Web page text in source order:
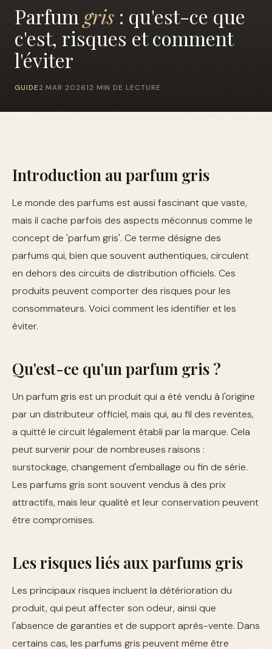
Parfum gris : qu'est-ce que
c'est, risques et comment
l'éviter
GUIDE 2 MAR 202612 MIN DE LECTURE
Introduction au parfum gris
Le monde des parfums est aussi fascinant que vaste,
mais il cache parfois des aspects méconnus comme le
concept de 'parfum gris'. Ce terme désigne des
parfums qui, bien que souvent authentiques, circulent
en dehors des circuits de distribution officiels. Ces
produits peuvent comporter des risques pour les
consommateurs. Voici comment les identifier et les
éviter.
Qu'est-ce qu'un parfum gris ?
Un parfum gris est un produit qui a été vendu à l'origine
par un distributeur officiel, mais qui, au fil des reventes,
a quitté le circuit légalement établi par la marque. Cela
peut survenir pour de nombreuses raisons :
surstockage, changement d'emballage ou fin de série.
Les parfums gris sont souvent vendus à des prix
attractifs, mais leur qualité et leur conservation peuvent
être compromises.
Les risques liés aux parfums gris
Les principaux risques incluent la détérioration du
produit, qui peut affecter son odeur, ainsi que
l'absence de garanties et de support après-vente. Dans
certains cas, les parfums gris peuvent même être